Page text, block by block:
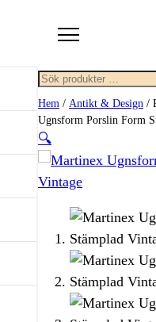
Sök
Hem / Antikt & Design /
Ugnsform Porslin Form
🔍